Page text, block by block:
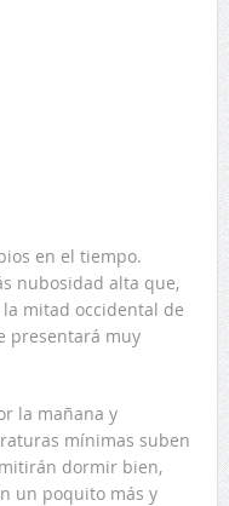
en el tiempo.
nubosidad alta que,
mitad occidental de
presentará muy
la mañana y
mínimas suben
dormir bien,
un poquito más y